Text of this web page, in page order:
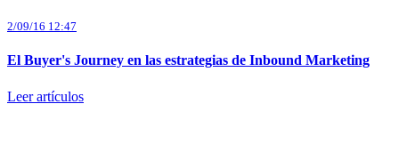
2/09/16 12:47
El Buyer's Journey en las estrategias de Inbound Marketing
Leer artículos